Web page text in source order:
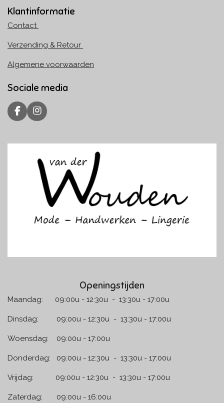
Klantinformatie
Contact
Verzending & Retour
Algemene voorwaarden
Sociale media
F
a
e
I
n
t
g
r
a
m
Openingstijden
Maandag: 09:00u - 12:30u - 13:30u - 17:00u
Dinsdag: 09:00u - 12:30u - 13:30u - 17:00u
Woensdag: 09:00u - 17:00u
Donderdag: 09:00u - 12:30u - 13:30u - 17:00u
Vrijdag: 09:00u - 12:30u - 13:30u - 17:00u
Zaterdag: 09:00u - 16:00u